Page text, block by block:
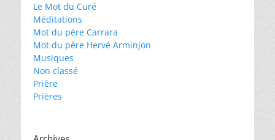
Le Mot du Curé
Méditations
Mot du père Carrara
Mot du père Hervé Arminjon
Musiques
Non classé
Prière
Prières